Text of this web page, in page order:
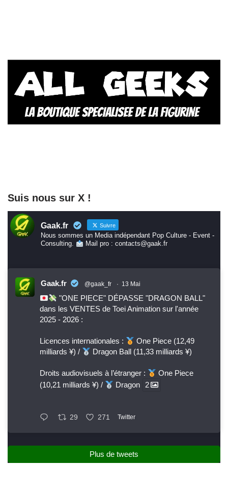
Suis nous sur X !
Gaak.fr Suivre
Nous sommes un Media indépendant Pop Culture - Event -
Consulting.
Mail pro : contacts@gaak.fr
Gaak.fr @gaak_fr · 13 Mai
"ONE PIECE" DÉPASSE "DRAGON BALL"
dans les VENTES de Toei Animation sur l'année
2025 - 2026 :
Licences internationales :
One Piece (12,49
milliards ¥) /
Dragon Ball (11,33 milliards ¥)
Droits audiovisuels à l’étranger :
One Piece
(10,21 milliards ¥) /
Dragon 2
29 271 Twitter
Plus de tweets